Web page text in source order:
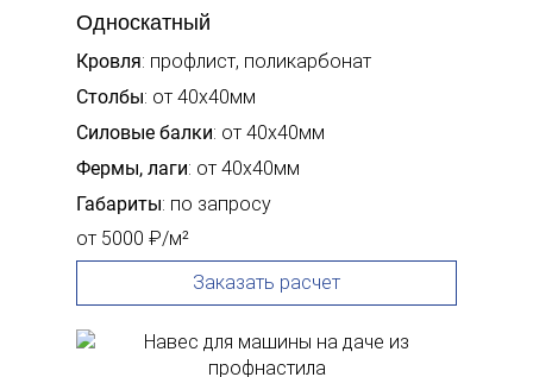
Односкатный
Кровля: профлист, поликарбонат
Столбы: от 40х40мм
Силовые балки: от 40х40мм
Фермы, лаги: от 40х40мм
Габариты: по запросу
от 5000 ₽/м²
Заказать расчет